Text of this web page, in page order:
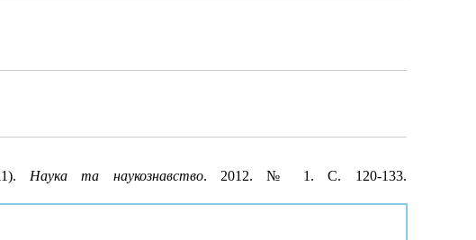
Наука та наукознавство. 2012. № 1. С. 120-133.